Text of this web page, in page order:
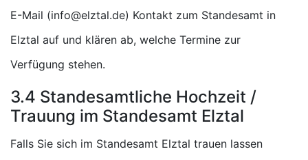
E-Mail (
) Kontakt zum Standesamt in
Elztal auf und klären ab, welche Termine zur
Verfügung stehen.
3.4 Standesamtliche Hochzeit /
Trauung im Standesamt Elztal
Falls Sie sich im Standesamt Elztal trauen lassen